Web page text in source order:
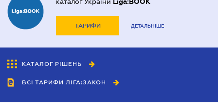
ТАРИФИ ДЕТАЛЬНІШЕ
КАТАЛОГ РІШЕНЬ
ВСІ ТАРИФИ ЛІГА:ЗАКОН